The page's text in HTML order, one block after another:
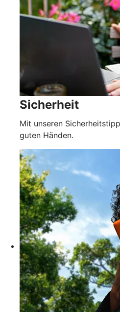
Sicherheit
Mit unseren
guten Händen.